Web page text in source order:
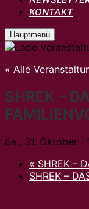
KONTAKT
Hauptmenü
« Alle
SHREK –
Sa., 31. Oktober |
« SHREK –
SHREK –